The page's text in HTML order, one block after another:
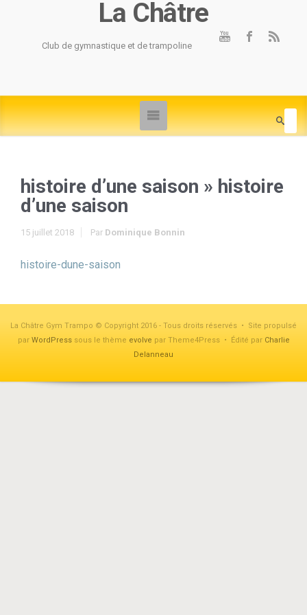
La Châtre
Club de gymnastique et de trampoline
histoire d’une saison » histoire
d’une saison
15 juillet 2018 Par Dominique Bonnin
histoire-dune-saison
La Châtre Gym Trampo © Copyright 2016 - Tous droits réservés • Site propulsé
par WordPresssous le thème evolve par Theme4Press • Édité par Charlie
Delanneau